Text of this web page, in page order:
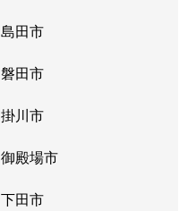
島田市
磐田市
掛川市
御殿場市
下田市